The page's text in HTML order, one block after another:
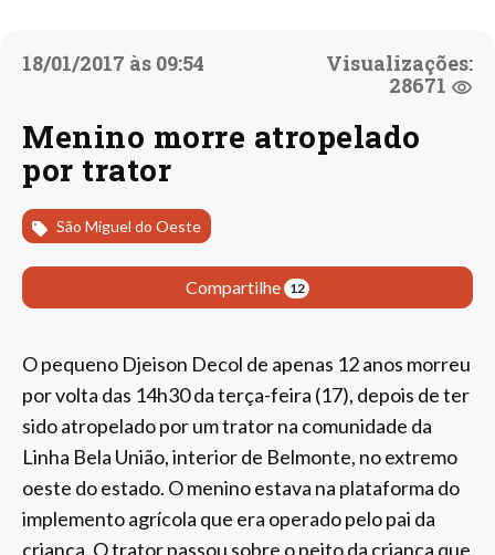
18/01/2017 às 09:54
Visualizações:
28671
Menino morre atropelado
por trator
São Miguel do Oeste
Compartilhe 12
O pequeno Djeison Decol de apenas 12 anos morreu
por volta das 14h30 da terça-feira (17), depois de ter
sido atropelado por um trator na comunidade da
Linha Bela União, interior de Belmonte, no extremo
oeste do estado. O menino estava na plataforma do
implemento agrícola que era operado pelo pai da
criança. O trator passou sobre o peito da criança que